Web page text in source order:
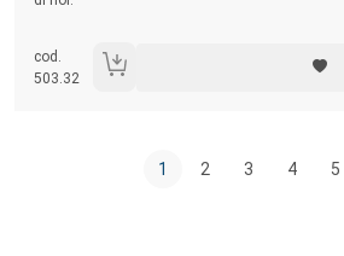
cod.
503.32
1 2 3 4 5